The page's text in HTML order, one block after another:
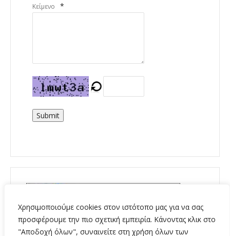
Χρησιμοποιούμε cookies στον ιστότοπο μας για να σας
προσφέρουμε την πιο σχετική εμπειρία. Κάνοντας κλικ στο
"Αποδοχή όλων", συναινείτε στη χρήση όλων των
Κείμενο *
Submit